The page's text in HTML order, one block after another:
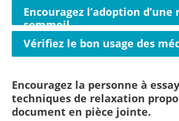
Encouragez l’adoption
sommeil
Vérifiez le bon usage des
Encouragez la personne à
techniques de relaxation
document en pièce jointe.